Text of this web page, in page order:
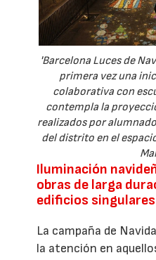
'Barcelona Luces de
primera vez una
colaborativa con
contempla la
realizados por
del distrito en el
Iluminación
obras de larga
edificios singulares
La campaña de
la atención en